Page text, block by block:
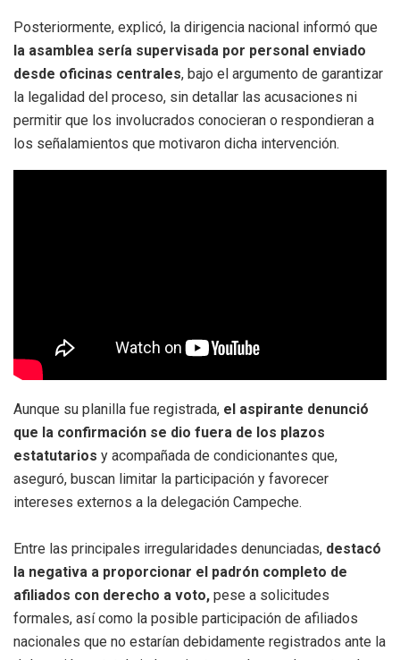
Posteriormente, explicó, la dirigencia nacional informó que
la asamblea sería supervisada por personal enviado
desde oficinas centrales, bajo el argumento de garantizar
la legalidad del proceso, sin detallar las acusaciones ni
permitir que los involucrados conocieran o respondieran a
los señalamientos que motivaron dicha intervención.
Aunque su planilla fue registrada, el aspirante denunció
que la confirmación se dio fuera de los plazos
estatutarios y acompañada de condicionantes que,
aseguró, buscan limitar la participación y favorecer
intereses externos a la delegación Campeche.
Entre las principales irregularidades denunciadas, destacó
la negativa a proporcionar el padrón completo de
afiliados con derecho a voto, pese a solicitudes
formales, así como la posible participación de afiliados
nacionales que no estarían debidamente registrados ante la